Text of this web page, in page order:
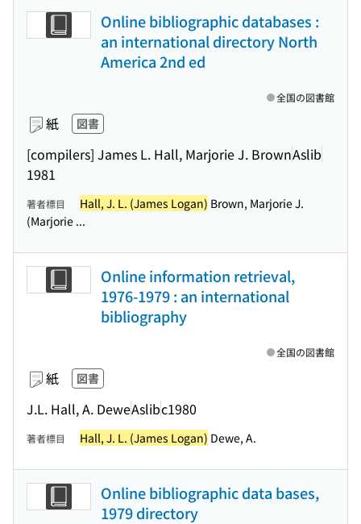
Online bibliographic databases :
an international directory North
America 2nd ed
紙 図書
[compilers] James L. Hall, Marjorie J. BrownAslib
1981
全国の図書館
著者標目 Hall, J. L. (James Logan) Brown, Marjorie J.
(Marjorie ...
Online information retrieval,
1976-1979 : an international
bibliography
紙 図書
J.L. Hall, A. DeweAslibc1980
全国の図書館
著者標目 Hall, J. L. (James Logan) Dewe, A.
Online bibliographic data bases,
1979 directory